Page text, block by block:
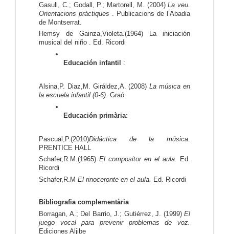
Gasull, C.; Godall, P.; Martorell, M. (2004) La veu.
Orientacions pràctiques
. Publicacions de l’Abadia
de Montserrat.
Hemsy de Gainza,Violeta.(1964) La iniciación
musical del niño . Ed. Ricordi
Educación infantil :
Alsina,P. Diaz,M. Giráldez,A. (2008) La música en
la escuela infantil (0-6). Graó
Educación primària:
Pascual,P.(2010)Didáctica de la música.
PRENTICE HALL
Schafer,R.M.(1965) El compositor en el aula.
Ed.
Ricordi
Schafer,R.M El rinoceronte en el aula. Ed. Ricordi
Bibliografia complementària
Borragan, A.; Del Barrio, J.; Gutiérrez, J. (1999) El
Ediciones Aljibe